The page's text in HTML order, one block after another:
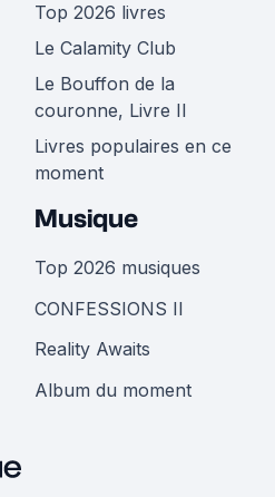
Top 2026 livres
Le Calamity Club
Le Bouffon de la
couronne, Livre II
Livres populaires en ce
moment
Musique
Top 2026 musiques
CONFESSIONS II
Reality Awaits
Album du moment